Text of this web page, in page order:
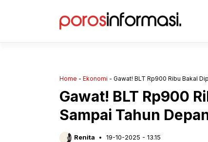
Home - Ekonomi - Gawat! BLT Rp900 Ribu Bakal
Gawat! BLT Rp900
Sampai Tahun
Renita 19-10-2025 - 13.15